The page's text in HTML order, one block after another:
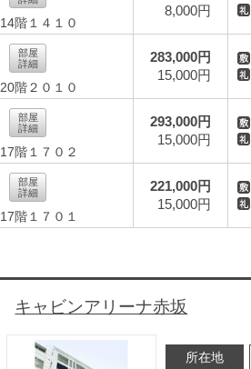
14階１４１０
8,000円
部屋
詳細
20階２０１０
283,000円
15,000円
部屋
詳細
17階１７０２
293,000円
15,000円
部屋
詳細
17階１７０１
221,000円
15,000円
キャビンアリーナ赤坂
所在地